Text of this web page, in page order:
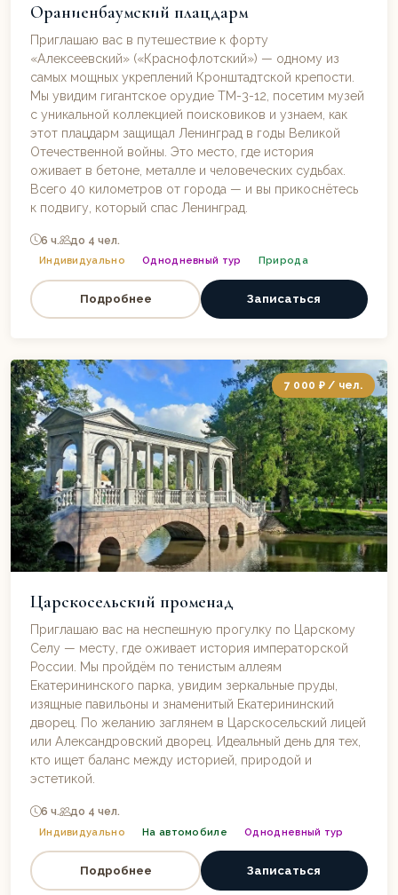
Ораниенбаумский плацдарм
Приглашаю вас в путешествие к форту
«Алексеевский» («Краснофлотский») — одному из
самых мощных укреплений Кронштадтской крепости.
Мы увидим гигантское орудие ТМ-3-12, посетим музей
с уникальной коллекцией поисковиков и узнаем, как
этот плацдарм защищал Ленинград в годы Великой
Отечественной войны. Это место, где история
оживает в бетоне, металле и человеческих судьбах.
Всего 40 километров от города — и вы прикоснётесь
к подвигу, который спас Ленинград.
6 ч. до 4 чел.
Индивидуально Однодневный тур Природа
Подробнее Записаться
7 000 ₽ / чел.
Царскосельский променад
Приглашаю вас на неспешную прогулку по Царскому
Селу — месту, где оживает история императорской
России. Мы пройдём по тенистым аллеям
Екатерининского парка, увидим зеркальные пруды,
изящные павильоны и знаменитый Екатерининский
дворец. По желанию заглянем в Царскосельский лицей
или Александровский дворец. Идеальный день для тех,
кто ищет баланс между историей, природой и
эстетикой.
6 ч. до 4 чел.
Индивидуально На автомобиле Однодневный тур
Подробнее Записаться